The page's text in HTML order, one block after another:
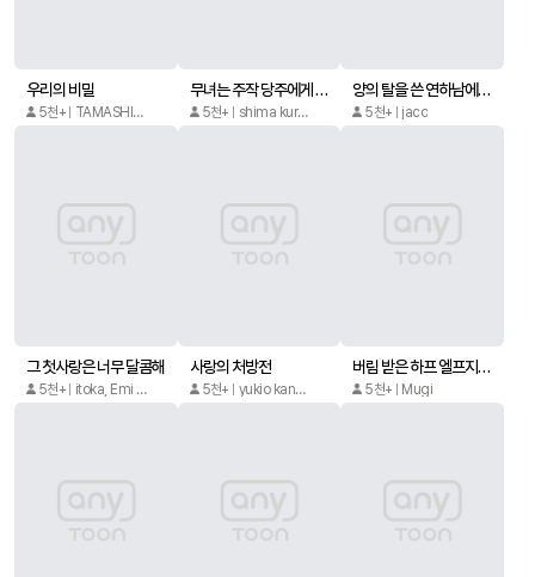
5천+ 박선경 5천+ 동우나
[퓨어] 결혼 가챠 무릎 꿇고 구두를 핥아라
오늘 밤, 너와 키스의 서약을
5천+ Saki Aikawa
그래도 좋아해
5천+
사랑에 빠진 바이올리니스트
5천+